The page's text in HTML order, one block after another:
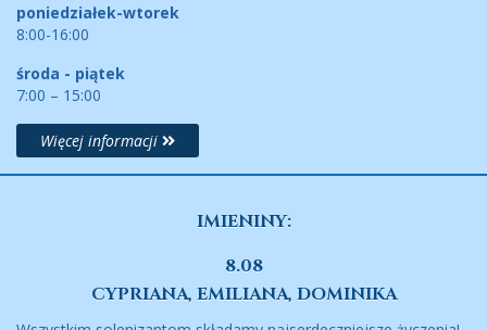
poniedziałek-wtorek
8:00-16:00
środa - piątek
7:00 – 15:00
Więcej informacji
IMIENINY:
8.08
CYPRIANA, EMILIANA, DOMINIKA